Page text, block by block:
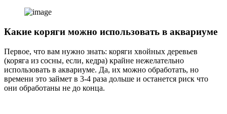
Какие коряги можно использовать в аквариуме
Первое, что вам нужно знать: коряги хвойных деревьев
(коряга из сосны, если, кедра) крайне нежелательно
использовать в аквариуме. Да, их можно обработать, но
времени это займет в 3-4 раза дольше и останется риск что
они обработаны не до конца.